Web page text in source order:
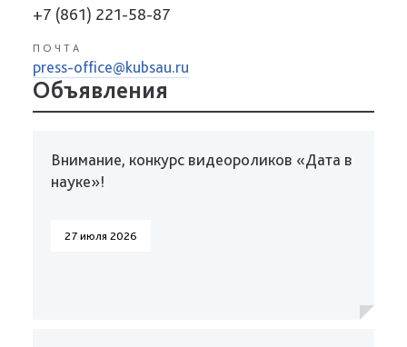
+7 (861) 221-58-87
ПОЧТА
press-office@kubsau.ru
Объявления
Внимание, конкурс видеороликов «Дата в
науке»!
27 июля 2026